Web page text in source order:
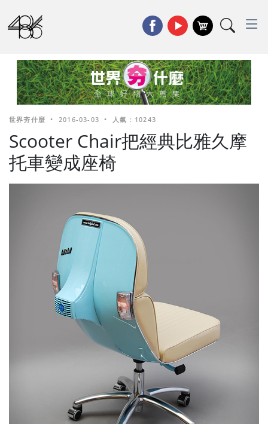
世界夯什麼 • 2016-03-03 • 人氣 : 10243
Scooter Chair把經典比雅久摩
托車變成座椅